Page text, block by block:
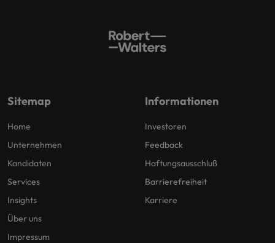
Sitemap
Home
Unternehmen
Kandidaten
Services
Insights
Über uns
Impressum
Informationen
Investoren
Feedback
Haftungsausschluß
Barrierefreiheit
Karriere